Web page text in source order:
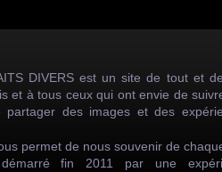
DIVERS est un site de tout et
et à tous ceux qui ont envie de
partager des images et des
permet de nous souvenir de
fin 2011 par une